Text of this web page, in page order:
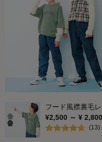
フード風襟裏毛
¥2,500 ～ ¥ 2,800
(13)